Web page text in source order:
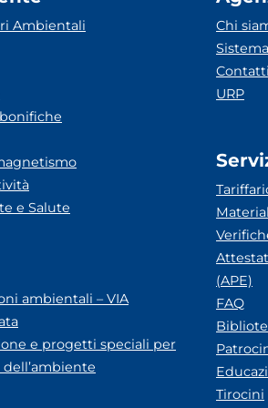
Ambientali
e Salute
ambientali – VIA
e progetti speciali per
Chi
Contatti
URP
(APE)
FAQ
Tirocini